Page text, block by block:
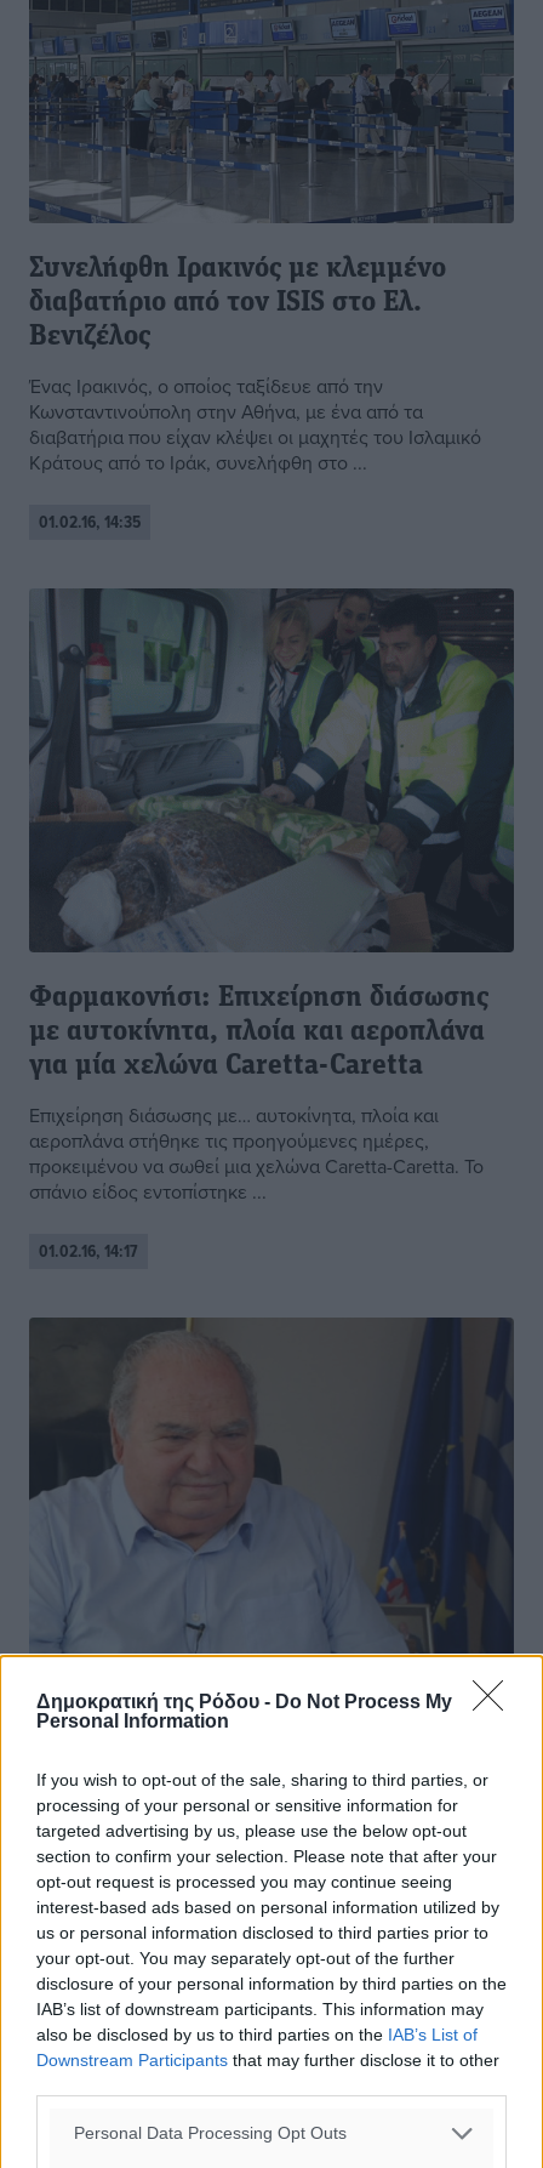
Δημοκρατική της Ρόδου - Do Not Process My
Personal Information
If you wish to opt-out of the sale, sharing to third parties, or
processing of your personal or sensitive information for
targeted advertising by us, please use the below opt-out
section to confirm your selection. Please note that after your
opt-out request is processed you may continue seeing
interest-based ads based on personal information utilized by
us or personal information disclosed to third parties prior to
your opt-out. You may separately opt-out of the further
disclosure of your personal information by third parties on the
IAB’s list of downstream participants. This information may
also be disclosed by us to third parties on the IAB’s List of
Downstream Participants that may further disclose it to other
Personal Data Processing Opt Outs
Συνελήφθη Ιρακινός με κλεμμένο
διαβατήριο από τον ISIS στο Ελ.
Βενιζέλος
Ένας Ιρακινός, ο οποίος ταξίδευε από την
Κωνσταντινούπολη στην Αθήνα, με ένα από τα
διαβατήρια που είχαν κλέψει οι μαχητές του Ισλαμικό
Κράτους από το Ιράκ, συνελήφθη στο ...
01.02.16, 14:35
Φαρμακονήσι: Επιχείρηση διάσωσης
με αυτοκίνητα, πλοία και αεροπλάνα
για μία χελώνα Caretta-Caretta
Επιχείρηση διάσωσης με… αυτοκίνητα, πλοία και
αεροπλάνα στήθηκε τις προηγούμενες ημέρες,
προκειμένου να σωθεί μια χελώνα Caretta-Caretta. Το
σπάνιο είδος εντοπίστηκε ...
01.02.16, 14:17
Αντικαθίσταται ο Λ. Ρακιντζής- Η
Η νομικός Μάρη Ζεντέλη – Παπασπύρου αντικαθιστά τον
Γενικό επιθεωρητή Δημόσιας Διοίκησης, Λέανδρο
Ρακιντζή. Σύμφωνα με πληροφορίες, ο κ. Ρακιντζής
ενημερώθηκε για την ...
01.02.16, 14:13